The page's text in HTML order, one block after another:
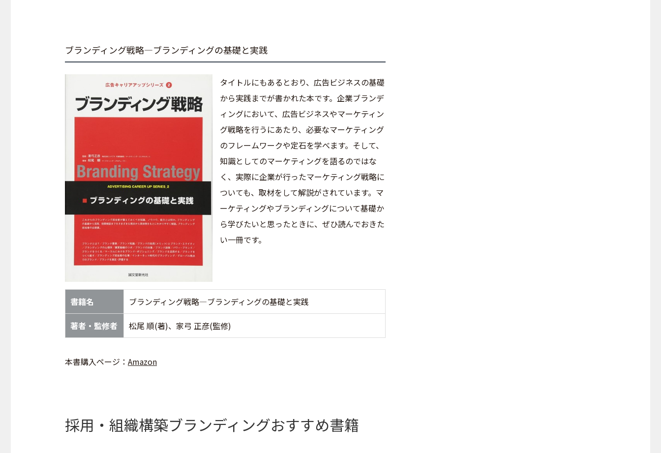
ブランディング戦略―ブランディングの基礎と実践
タイトルにもあるとおり、広告ビジネスの基礎
から実践までが書かれた本です。企業ブランデ
ィングにおいて、広告ビジネスやマーケティン
グ戦略を行うにあたり、必要なマーケティング
のフレームワークや定石を学べます。そして、
知識としてのマーケティングを語るのではな
く、実際に企業が行ったマーケティング戦略に
ついても、取材をして解説がされています。マ
ーケティングやブランディングについて基礎か
ら学びたいと思ったときに、ぜひ読んでおきた
い一冊です。
書籍名 ブランディング戦略―ブランディングの基礎と実践
著者・監修者 松尾 順(著)、家弓 正彦(監修)
本書購入ページ： Amazon
採用・組織構築ブランディングおすすめ書籍